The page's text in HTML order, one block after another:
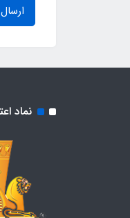
نماد